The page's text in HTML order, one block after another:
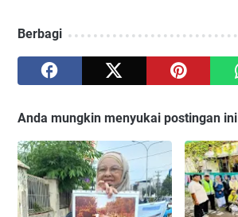
Berbagi
Anda mungkin menyukai postingan ini